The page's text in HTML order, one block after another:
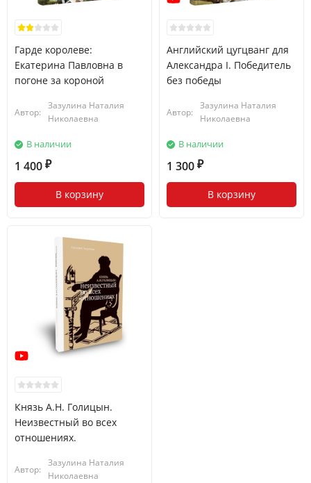
Гарде королеве:
Екатерина Павловна в
погоне за короной
Автор:
Зазулина Наталия
Николаевна
В наличии
1 400 ₽
В корзину
Английский цугцванг для
Александра I. Победитель
без победы
Автор:
Зазулина Наталия
Николаевна
В наличии
1 300 ₽
В корзину
Князь А.Н. Голицын.
Неизвестный во всех
отношениях.
Автор:
Зазулина Наталия
Николаевна